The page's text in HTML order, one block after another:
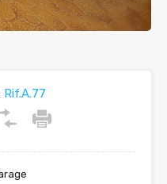
Rif.A.77